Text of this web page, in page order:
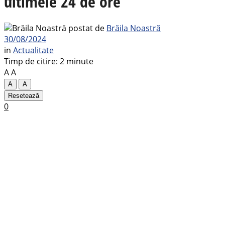
postat de Brăila Noastră
30/08/2024
in Actualitate
Timp de citire: 2 minute
AA
A
A
Resetează
0